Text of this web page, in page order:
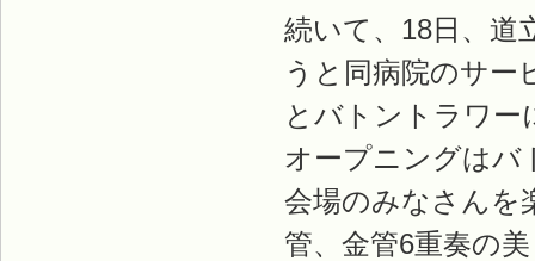
続いて、18日、道
うと同病院のサー
とバトントラワ
オープニングはバ
会場のみなさんを
管、金管6重奏の